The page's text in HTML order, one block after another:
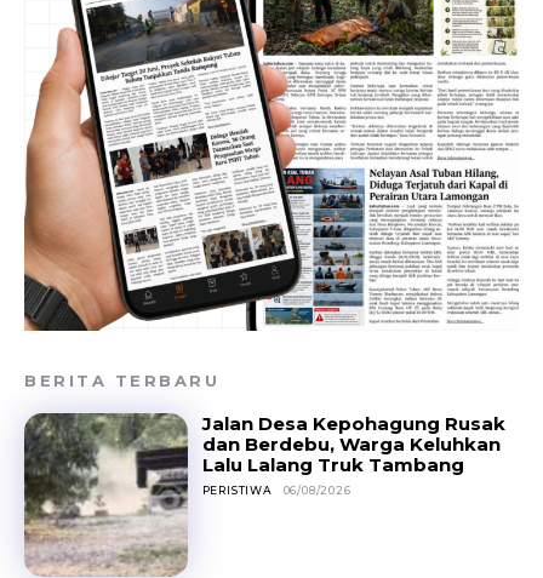
BERITA TERBARU
Jalan Desa Kepohagung Rusak
dan Berdebu, Warga Keluhkan
Lalu Lalang Truk Tambang
PERISTIWA 06/08/2026